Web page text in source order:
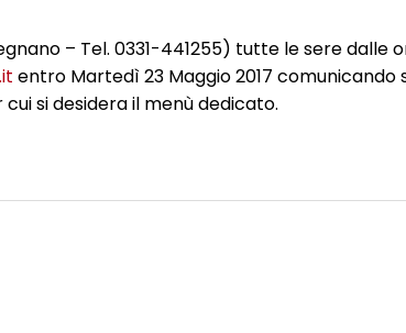
– Tel. 0331-441255) tutte le sere dalle
entro Martedì 23 Maggio 2017 comunicando
si desidera il menù dedicato.